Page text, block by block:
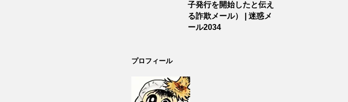
子発行を開始したと伝え
る詐欺メール） | 迷惑メ
ール2034
プロフィール